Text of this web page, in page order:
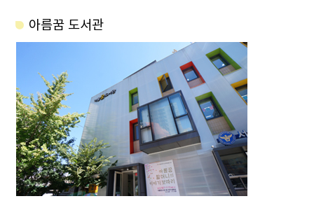
아름꿈 도서관